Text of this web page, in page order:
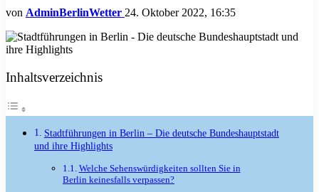
von AdminBerlinWetter 24. Oktober 2022, 16:35
Inhaltsverzeichnis
Stadtführungen in Berlin – Die deutsche Bundeshauptstadt
und ihre Highlights
Welche Sehenswürdigkeiten sollten Sie in
Berlin keinesfalls verpassen?